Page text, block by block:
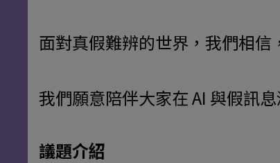
面對真假難辨的世界，我們相信
我們願意陪伴大家在 AI 與假訊
議題介紹